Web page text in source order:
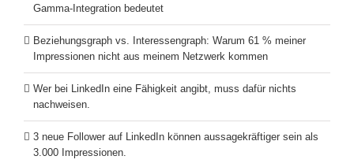
Gamma-Integration bedeutet
Beziehungsgraph vs. Interessengraph: Warum 61 % meiner
Impressionen nicht aus meinem Netzwerk kommen
Wer bei LinkedIn eine Fähigkeit angibt, muss dafür nichts
nachweisen.
3 neue Follower auf LinkedIn können aussagekräftiger sein als
3.000 Impressionen.